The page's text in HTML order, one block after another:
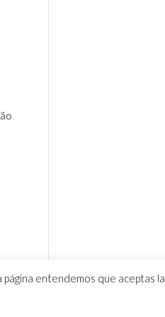
entendemos que aceptas la